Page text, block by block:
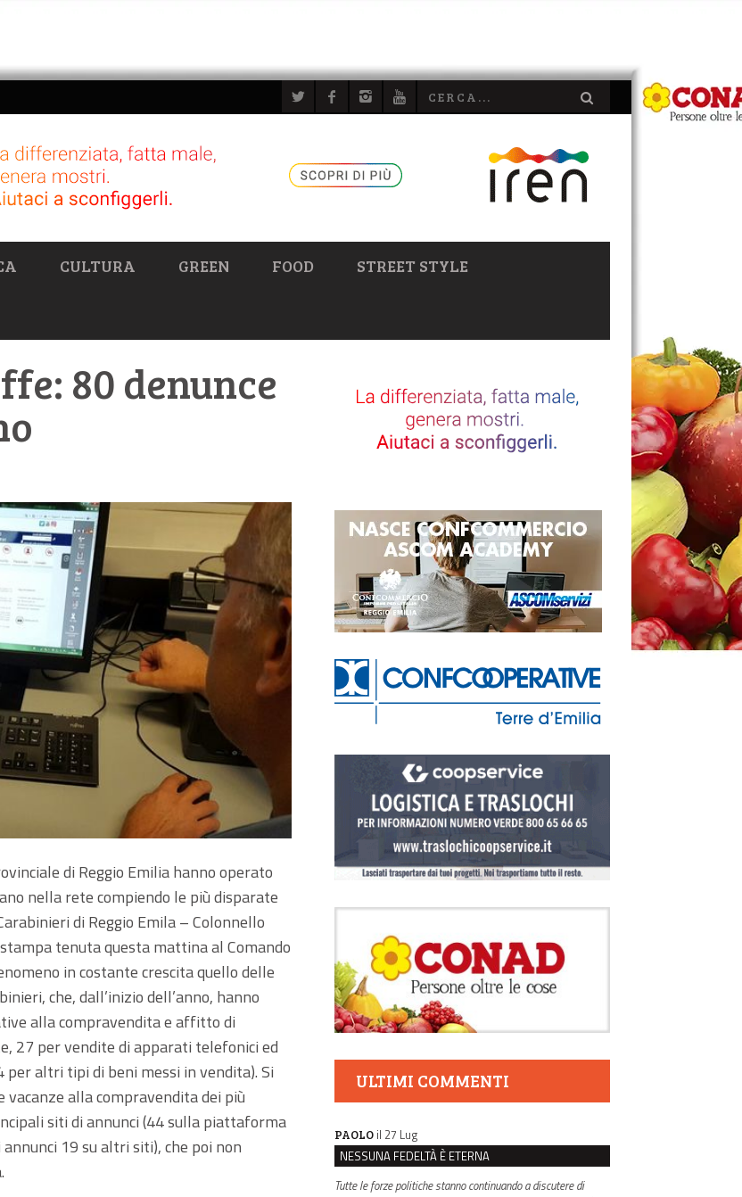
CULTURA GREEN FOOD STREET STYLE
80 denunce
di Reggio Emilia hanno operato
nella rete compiendo le più disparate
di Reggio Emila – Colonnello
tenuta questa mattina al Comando
in costante crescita quello delle
che, dall’inizio dell’anno, hanno
alla compravendita e affitto di
27 per vendite di apparati telefonici ed
altri tipi di beni messi in vendita). Si
alla compravendita dei più
siti di annunci (44 sulla piattaforma
19 su altri siti), che poi non
ULTIMI COMMENTI
PAOLO il 27 Lug
NESSUNA FEDELTÀ È ETERNA
Tutte le forze politiche stanno continuando a discutere di